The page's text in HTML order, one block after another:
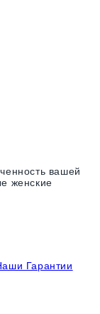
вашей
женские
Гарантии